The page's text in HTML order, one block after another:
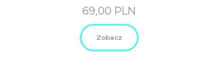
69,00 PLN
Zobacz